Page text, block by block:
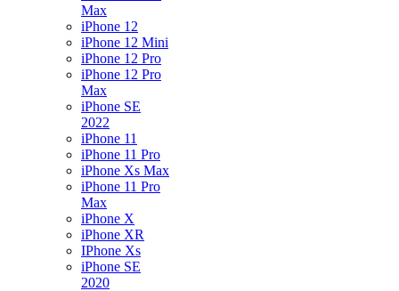
Max
iPhone 12
iPhone 12 Mini
iPhone 12 Pro
iPhone 12 Pro
Max
iPhone SE
2022
iPhone 11
iPhone 11 Pro
iPhone Xs Max
iPhone 11 Pro
Max
iPhone X
iPhone XR
IPhone Xs
iPhone SE
2020